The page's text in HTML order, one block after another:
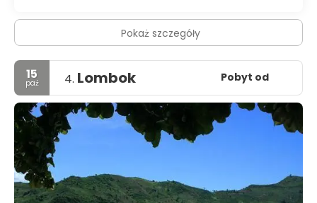
Pokaż szczegóły
15
paź 4. Lombok Pobyt od